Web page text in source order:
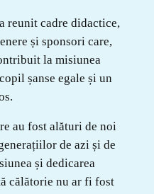
reunit cadre didactice,
și sponsori care,
la misiunea
șanse egale și un
au fost alături de noi
de azi și de
și dedicarea
călătorie nu ar fi fost